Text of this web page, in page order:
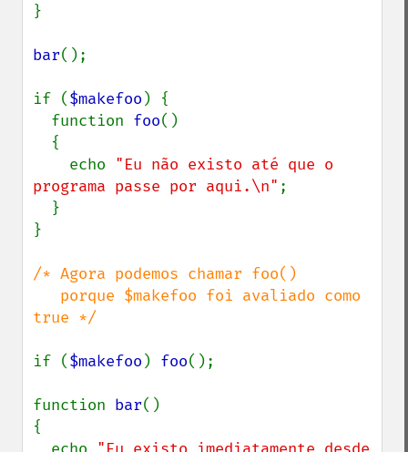
}
bar();
if ($makefoo ) {
  function
foo()
    echo
"Eu não existo até que o
programa passe por aqui.\n" ;
}
/* Agora podemos chamar foo()
true */
if ($makefoo ) foo();
function bar()
{